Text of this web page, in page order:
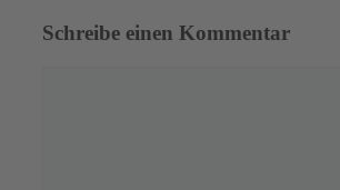
Schreibe einen Kommentar